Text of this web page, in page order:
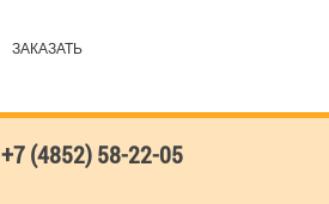
ЗАКАЗАТЬ
+7 (4852) 58-22-05